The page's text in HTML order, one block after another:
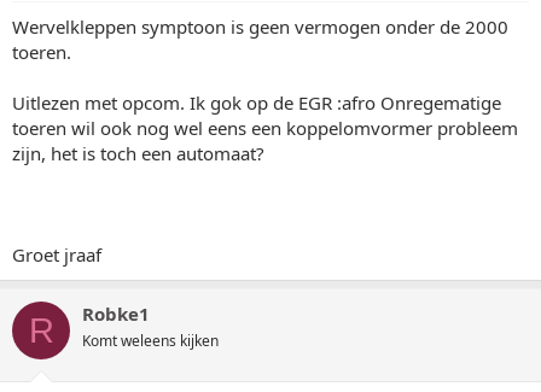
Wervelkleppen symptoon is geen vermogen onder de 2000
toeren.
Uitlezen met opcom. Ik gok op de EGR :afro Onregematige
toeren wil ook nog wel eens een koppelomvormer probleem
zijn, het is toch een automaat?
Groet jraaf
R Robke1
Komt weleens kijken